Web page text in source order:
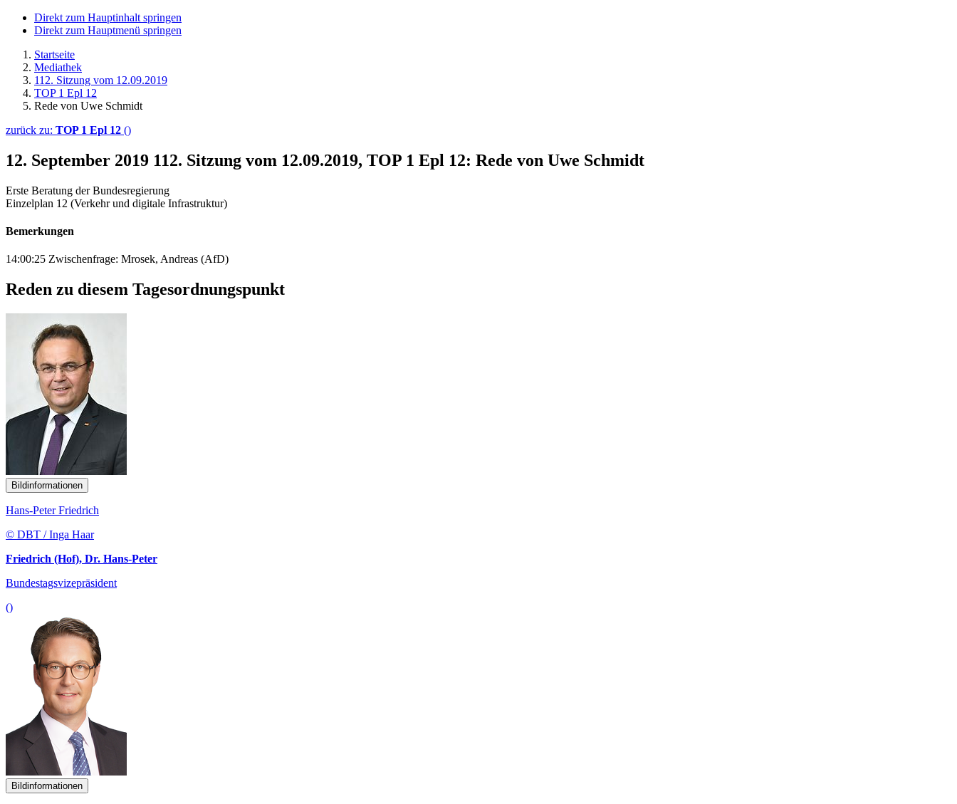
Direkt zum Hauptinhalt springen
Direkt zum Hauptmenü springen
Startseite
Mediathek
112. Sitzung vom 12.09.2019
TOP 1 Epl 12
Rede von Uwe Schmidt
zurück zu: TOP 1 Epl 12 ()
12. September 2019 112. Sitzung vom 12.09.2019, TOP 1 Epl 12: Rede von Uwe Schmidt
Erste Beratung der Bundesregierung
Einzelplan 12 (Verkehr und digitale Infrastruktur)
Bemerkungen
14:00:25 Zwischenfrage: Mrosek, Andreas (AfD)
Reden zu diesem Tagesordnungspunkt
Bildinformationen
Hans-Peter Friedrich
© DBT / Inga Haar
Friedrich (Hof), Dr. Hans-Peter
Bundestagsvizepräsident
()
Bildinformationen